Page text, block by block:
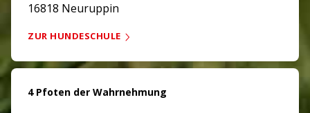
16818 Neuruppin
ZUR HUNDESCHULE
4 Pfoten der Wahrnehmung